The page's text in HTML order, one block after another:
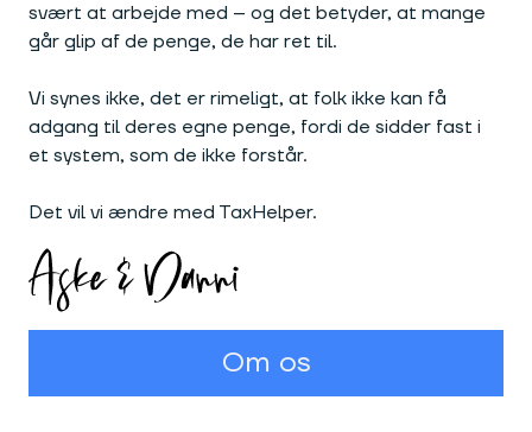
svært at arbejde med – og det betyder, at mange
går glip af de penge, de har ret til.
Vi synes ikke, det er rimeligt, at folk ikke kan få
adgang til deres egne penge, fordi de sidder fast i
et system, som de ikke forstår.
Det vil vi ændre med TaxHelper.
Om os